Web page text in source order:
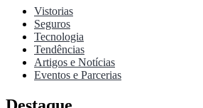
Vistorias
Seguros
Tecnologia
Tendências
Artigos e Notícias
Eventos e Parcerias